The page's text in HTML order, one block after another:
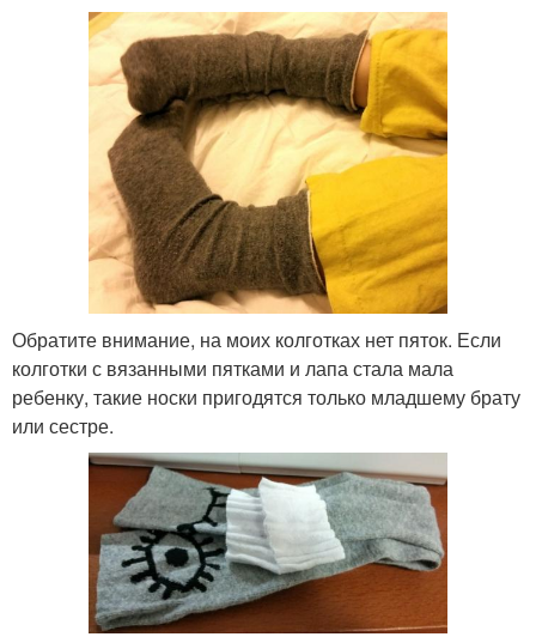
Обратите внимание, на моих колготках нет пяток. Если
колготки с вязанными пятками и лапа стала мала
ребенку, такие носки пригодятся только младшему брату
или сестре.